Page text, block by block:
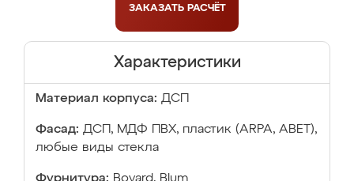
ЗАКАЗАТЬ РАСЧЁТ
Характеристики
Материал корпуса: ДСП
Фасад: ДСП, МДФ ПВХ, пластик (ARPA, ABET),
любые виды стекла